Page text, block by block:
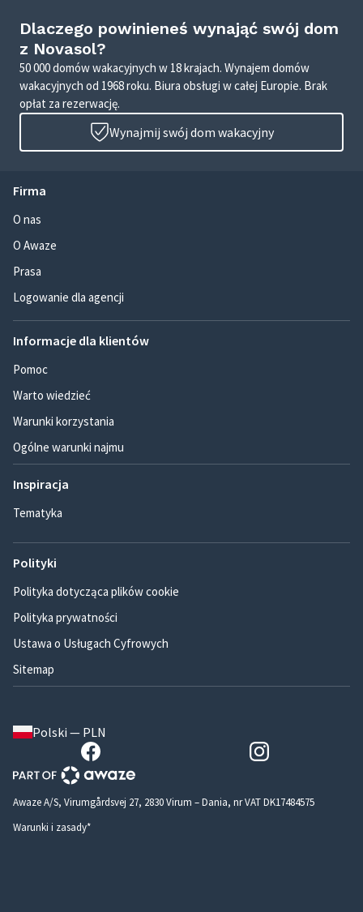
Dlaczego powinieneś wynająć swój dom
z Novasol?
50 000 domów wakacyjnych w 18 krajach. Wynajem domów
wakacyjnych od 1968 roku. Biura obsługi w całej Europie. Brak
opłat za rezerwację.
Wynajmij swój dom wakacyjny
Firma
O nas
O Awaze
Prasa
Logowanie dla agencji
Informacje dla klientów
Pomoc
Warto wiedzieć
Warunki korzystania
Ogólne warunki najmu
Inspiracja
Tematyka
Polityki
Polityka dotycząca plików cookie
Polityka prywatności
Ustawa o Usługach Cyfrowych
Sitemap
Polski — PLN
Awaze A/S, Virumgårdsvej 27, 2830 Virum – Dania, nr VAT DK17484575
Warunki i zasady*